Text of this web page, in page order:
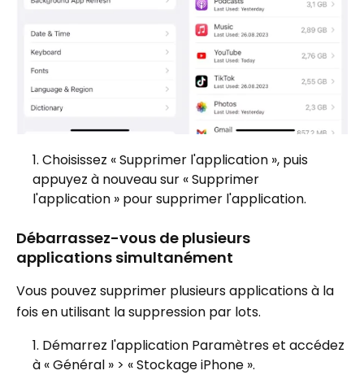
Choisissez « Supprimer l'application », puis
appuyez à nouveau sur « Supprimer
l'application » pour supprimer l'application.
Débarrassez-vous de plusieurs
applications simultanément
Vous pouvez supprimer plusieurs applications à la
fois en utilisant la suppression par lots.
Démarrez l'application Paramètres et accédez
à « Général » > « Stockage iPhone ».